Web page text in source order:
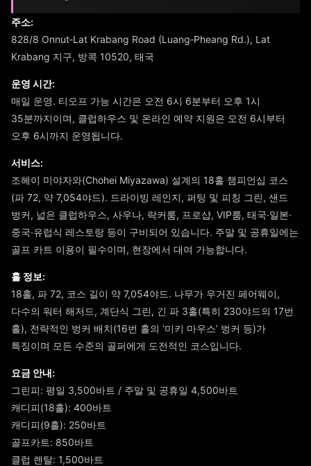
주소:
828/8 Onnut‑Lat Krabang Road (Luang‑Pheang Rd.), Lat
Krabang 지구, 방콕 10520, 태국
운영 시간:
매일 운영. 티오프 가능 시간은 오전 6시 6분부터 오후 1시
35분까지이며, 클럽하우스 및 온라인 예약 지원은 오전 6시부터
오후 6시까지 운영됩니다.
서비스:
조헤이 미야자와(Chohei Miyazawa) 설계의 18홀 챔피언십 코스
(파 72, 약 7,054야드). 드라이빙 레인지, 퍼팅 및 피칭 그린, 샌드
벙커, 넓은 클럽하우스, 사우나, 락커룸, 프로샵, VIP룸, 태국·일본·
중국·유럽식 레스토랑 등이 구비되어 있습니다. 주말 및 공휴일에는
골프 카트 이용이 필수이며, 현장에서 대여 가능합니다.
홀 정보:
18홀, 파 72, 코스 길이 약 7,054야드. 나무가 우거진 페어웨이,
다수의 워터 해저드, 계단식 그린, 긴 파 3홀(특히 230야드의 17번
홀), 전략적인 벙커 배치(16번 홀의 ‘미키 마우스’ 벙커 등)가
특징이며 모든 수준의 골퍼에게 도전적인 코스입니다.
요금 안내:
그린피: 평일 3,500바트 / 주말 및 공휴일 4,500바트
캐디피(18홀): 400바트
캐디피(9홀): 250바트
골프카트: 850바트
클럽 렌탈: 1,500바트